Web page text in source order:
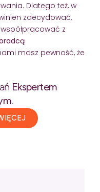
Dlatego też, w
zdecydować,
z
masz pewność, że
Ekspertem